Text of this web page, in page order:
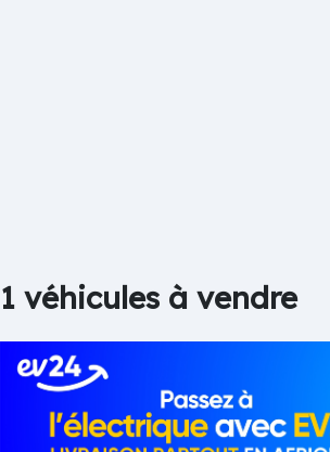
1 véhicules à vendre